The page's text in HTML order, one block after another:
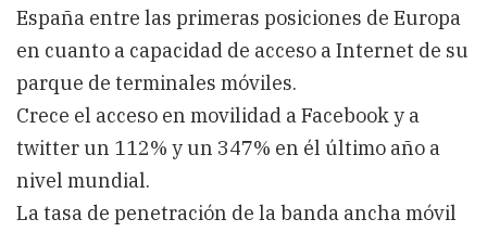
España entre las primeras posiciones de Europa
en cuanto a capacidad de acceso a Internet de su
parque de terminales móviles.
Crece el acceso en movilidad a Facebook y a
twitter un 112% y un 347% en él último año a
nivel mundial.
La tasa de penetración de la banda ancha móvil